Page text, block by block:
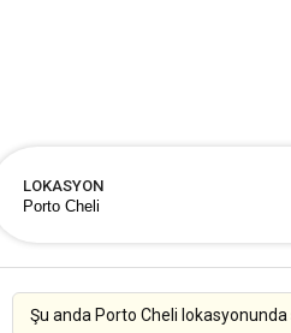
LOKASYON
Şu anda Porto Cheli